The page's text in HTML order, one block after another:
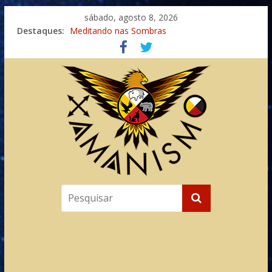
sábado, agosto 8, 2026
Destaques: Meditando nas Sombras
Autosuficiência: A Jornada do Espírito Ancestral
Xamanismo Universal
Totens – Caminho Espiritual – Crescimento
Imaginação na Cura